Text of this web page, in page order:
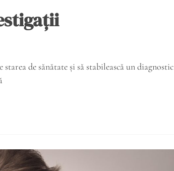
de sănătate și să stabilească un diagnostic